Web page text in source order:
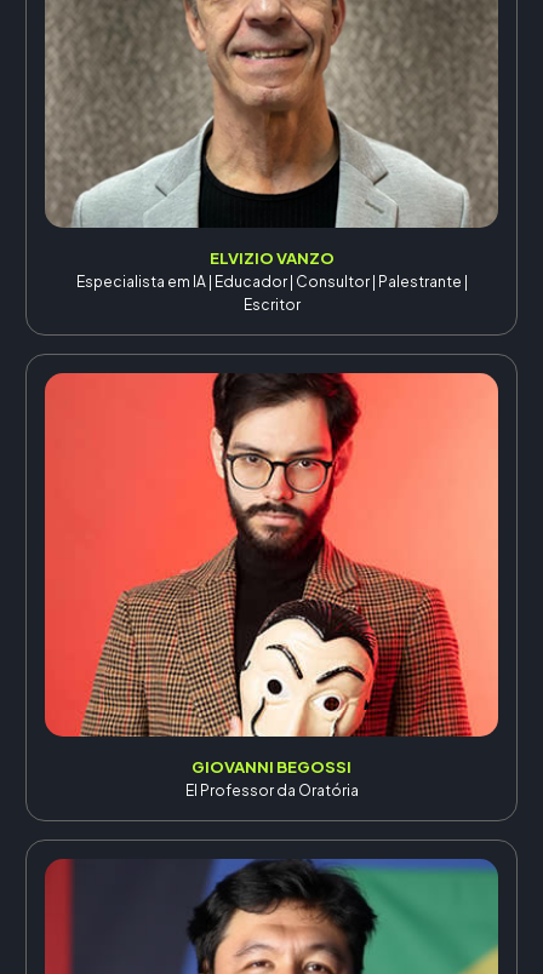
ELVIZIO VANZO
Especialista em IA | Educador | Consultor | Palestrante |
Escritor
GIOVANNI BEGOSSI
El Professor da Oratória